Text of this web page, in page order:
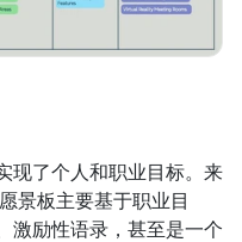
现了个人和职业目标。来
景板主要基于职业目
激励性语录，甚至是一个